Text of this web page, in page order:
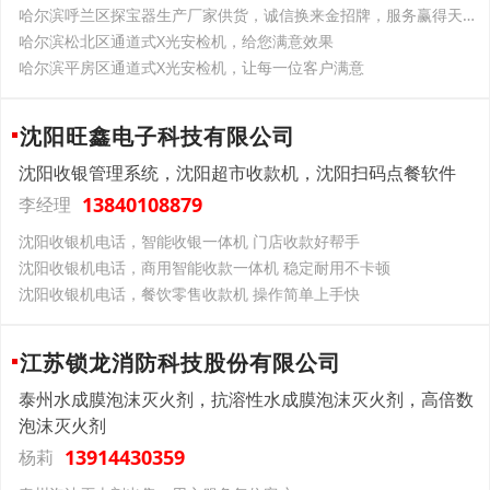
哈尔滨呼兰区探宝器生产厂家供货，诚信换来金招牌，服务赢得天下客
哈尔滨松北区通道式X光安检机，给您满意效果
哈尔滨平房区通道式X光安检机，让每一位客户满意
沈阳旺鑫电子科技有限公司
沈阳收银管理系统，沈阳超市收款机，沈阳扫码点餐软件
李经理 13840108879
沈阳收银机电话，智能收银一体机 门店收款好帮手
沈阳收银机电话，商用智能收款一体机 稳定耐用不卡顿
沈阳收银机电话，餐饮零售收款机 操作简单上手快
江苏锁龙消防科技股份有限公司
泰州水成膜泡沫灭火剂，抗溶性水成膜泡沫灭火剂，高倍数
泡沫灭火剂
杨莉 13914430359